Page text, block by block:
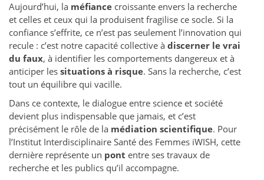
Aujourd’hui, la méfiance croissante envers la recherche
et celles et ceux qui la produisent fragilise ce socle. Si la
confiance s’effrite, ce n’est pas seulement l’innovation qui
recule : c’est notre capacité collective à discerner le vrai
du faux, à identifier les comportements dangereux et à
anticiper les situations à risque. Sans la recherche, c’est
tout un équilibre qui vacille.
Dans ce contexte, le dialogue entre science et société
devient plus indispensable que jamais, et c’est
précisément le rôle de la médiation scientifique. Pour
l’Institut Interdisciplinaire Santé des Femmes iWISH, cette
dernière représente un pont entre ses travaux de
recherche et les publics qu’il accompagne.